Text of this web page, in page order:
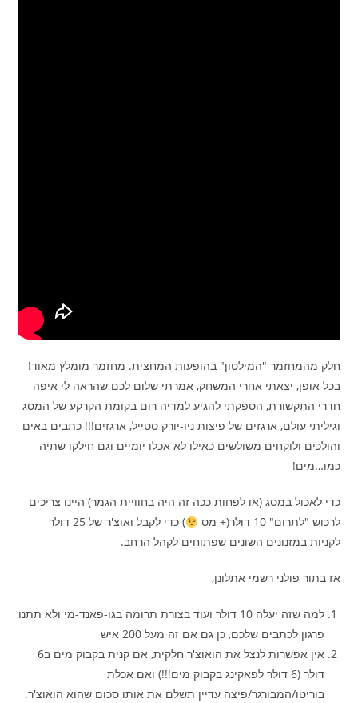
חלק מהמחזמר "המילטון" בהופעות המחצית. מחזמר מומלץ מאוד!
בכל אופן, יצאתי אחרי המשחק, אמרתי שלום לכם שהראה לי איפה
חדרי התקשורת, הספקתי להגיע למדיה רום בקומת הקרקע של המסג
וגיליתי עולם, ארגזים של פיצות ניו-יורק סטייל, ארגזים!!! כתבים באים
והולכים ולוקחים משולשים כאילו לא אכלו יומיים וגם חילקו שתיה
כמו…מים!
כדי לאכול במסג (או לפחות ככה זה היה בחוויית הגמר) היינו צריכים
לרכוש "לתרום" 10 דולר(+ מס
) כדי לקבל ואוצ'ר של 25 דולר
לקניות במזנונים השונים שפתוחים לקהל הרחב.
אז בתור פולני רשמי אתלונן,
למה שזה יעלה 10 דולר ועוד בצורת תרומה בגו-פאנד-מי ולא תתנו
פרגון לכתבים שלכם, כן גם אם זה מעל 200 איש
אין אפשרות לנצל את הואוצ'ר חלקית, אם קנית בקבוק מים ב6
דולר (6 דולר לפאקינג בקבוק מים!!!) ואם אכלת
בוריטו/המבורגר/פיצה עדיין תשלם את אותו סכום שהוא הואוצ'ר.